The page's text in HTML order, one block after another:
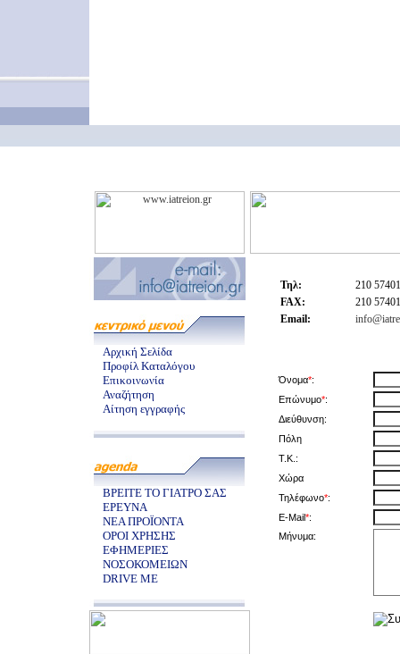
Αρχική Σελίδα
Προφίλ Καταλόγου
Επικοινωνία
Αναζήτηση
Αίτηση εγγραφής
ΒΡΕΙΤΕ ΤΟ ΓΙΑΤΡΟ ΣΑΣ
ΕΡΕΥΝΑ
ΝΕΑ ΠΡΟΪΟΝΤΑ
ΟΡΟΙ ΧΡΗΣΗΣ
ΕΦΗΜΕΡΙΕΣ
ΝΟΣΟΚΟΜΕΙΩΝ
DRIVE ME
Τηλ:
210
FAX:
210
Email:
Όνομα*:
Επώνυμο*:
Διεύθυνση:
Πόλη
Τ.Κ.:
Χώρα
Τηλέφωνο*:
E-Mail*:
Μήνυμα: